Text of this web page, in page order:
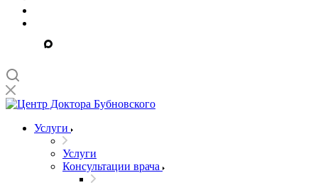
Услуги
Услуги
Консультации врача